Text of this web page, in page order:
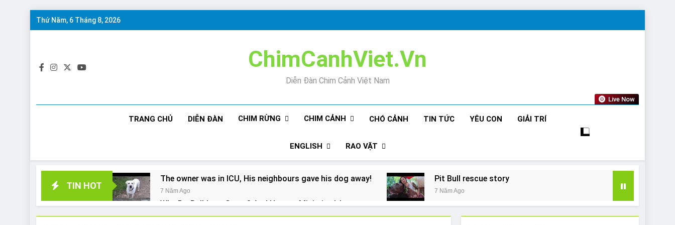
Skip
Thứ Năm, 6 Tháng 8, 2026
ChimCanhViet.Vn
Diễn Đàn Chim Cảnh Việt Nam
Live Now
TRANG CHỦ DIỄN ĐÀN CHIM RỪNG CHIM CẢNH CHÓ CẢNH TIN TỨC YÊU CON GIẢI TRÍ
ENGLISH RAO VẶT
TIN HOT
The owner was in ICU, His neighbours gave his dog away!
7 Năm Ago
Pit Bull rescue story
7 Năm Ago
Why Do Bulldogs Snore? And How to Minimize It!
7 Năm Ago